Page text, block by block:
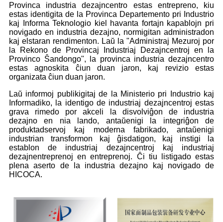
Provinca industria dezajncentro estas entrepreno, kiu
estas identigita de la Provinca Departemento pri Industrio
kaj Informa Teknologio kiel havanta fortajn kapablojn pri
novigado en industria dezajno, normigitan administradon
kaj elstaran rendimenton. Laŭ la "Administraj Mezuroj por
la Rekono de Provincaj Industriaj Dezajncentroj en la
Provinco Ŝandongo", la provinca industria dezajncentro
estas agnoskita ĉiun duan jaron, kaj revizio estas
organizata ĉiun duan jaron.
Laŭ informoj publikigitaj de la Ministerio pri Industrio kaj
Informadiko, la identigo de industriaj dezajncentroj estas
grava rimedo por akceli la disvolviĝon de industria
dezajno en nia lando, antaŭenigi la integriĝon de
produktadservoj kaj moderna fabrikado, antaŭenigi
industrian transformon kaj ĝisdatigon, kaj instigi la
establon de industriaj dezajncentroj kaj industriaj
dezajnentreprenoj en entreprenoj. Ĉi tiu listigado estas
plena aserto de la industria dezajno kaj novigado de
HICOCA.